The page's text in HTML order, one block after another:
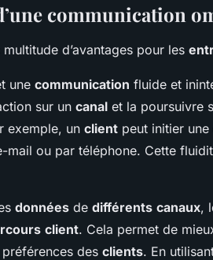
communication
d’avantages pour les
une communication fluide et
sur un canal et la poursuivre
exemple, un client peut initier
mail ou par téléphone. Cette
données de différents canaux,
client. Cela permet de
des clients. En